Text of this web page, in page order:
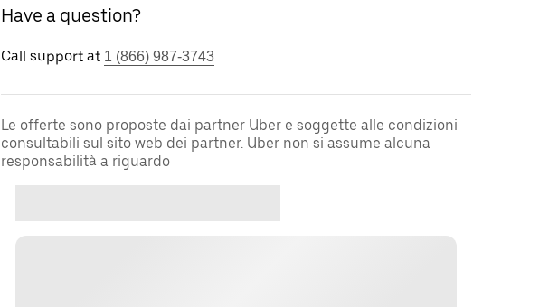
Have a question?
Call support at 1 (866) 987-3743
Le offerte sono proposte dai partner Uber e soggette alle condizioni
consultabili sul sito web dei partner. Uber non si assume alcuna
responsabilità a riguardo